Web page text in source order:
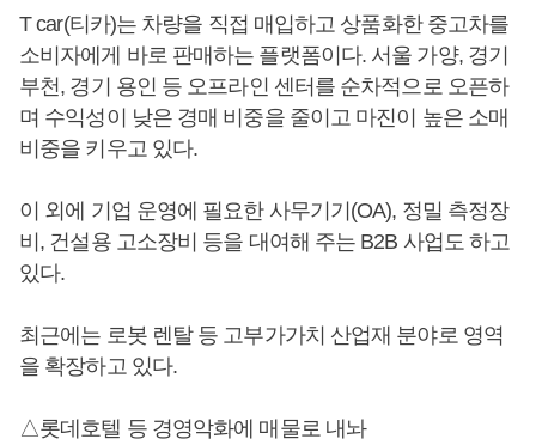
T car(티카)는 차량을 직접 매입하고 상품화한 중고차를
소비자에게 바로 판매하는 플랫폼이다. 서울 가양, 경기
부천, 경기 용인 등 오프라인 센터를 순차적으로 오픈하
며 수익성이 낮은 경매 비중을 줄이고 마진이 높은 소매
비중을 키우고 있다.
이 외에 기업 운영에 필요한 사무기기(OA), 정밀 측정장
비, 건설용 고소장비 등을 대여해 주는 B2B 사업도 하고
있다.
최근에는 로봇 렌탈 등 고부가가치 산업재 분야로 영역
을 확장하고 있다.
△롯데호텔 등 경영악화에 매물로 내놔